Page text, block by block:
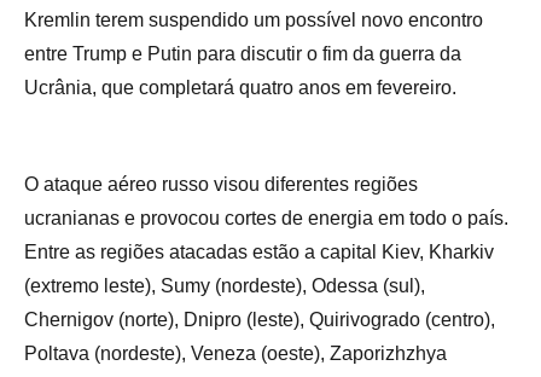
Kremlin terem suspendido um possível novo encontro
entre Trump e Putin para discutir o fim da guerra da
Ucrânia, que completará quatro anos em fevereiro.
O ataque aéreo russo visou diferentes regiões
ucranianas e provocou cortes de energia em todo o país.
Entre as regiões atacadas estão a capital Kiev, Kharkiv
(extremo leste), Sumy (nordeste), Odessa (sul),
Chernigov (norte), Dnipro (leste), Quirivogrado (centro),
Poltava (nordeste), Veneza (oeste), Zaporizhzhya